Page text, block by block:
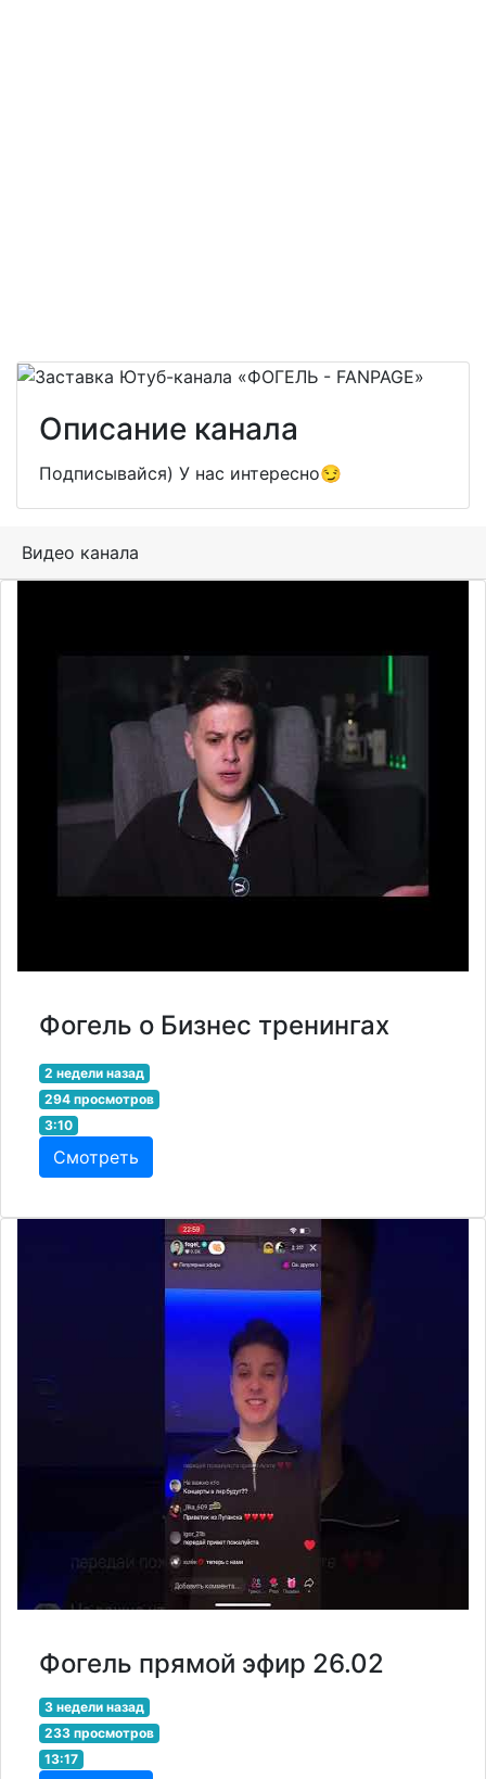
Описание канала
Подписывайся) У нас интересно😏
Видео канала
Фогель о Бизнес тренингах
2 недели назад
294 просмотров
3:10
Смотреть
Фогель прямой эфир 26.02
3 недели назад
233 просмотров
13:17